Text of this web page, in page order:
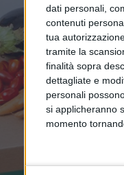
dati personali,
contenuti
tua
tramite la
finalità sopra
dettagliate e
personali
si applicheranno
momento